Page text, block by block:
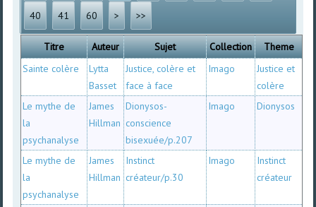
40 41 60 > >>
Titre Auteur Sujet Collection
Theme
Sainte colère
Lytta
Basset
Justice, colère et
face à face
Imago
Justice et
colère
Le mythe de
la
psychanalyse
James
Hillman
Dionysos-
conscience
bisexuée/p.207
Imago Dionysos
Le mythe de
la
psychanalyse
James
Hillman
Instinct
créateur/p.30
Imago
Instinct
créateur